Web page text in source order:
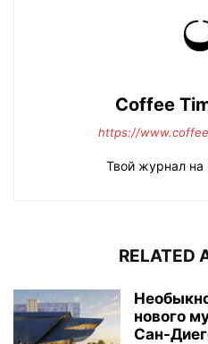
Coffee
https://
Твой журнал
RELATED
нового
Сан-